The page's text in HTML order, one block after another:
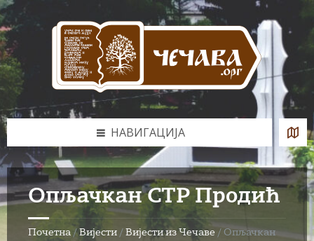
Skip
to
content
Skip
to
left
sidebar
Skip
to
footer
НАВИГАЦИЈА
Опљачкан СТР Продић
Почетна /Вијести / Вијести из Чечаве / Опљачкан